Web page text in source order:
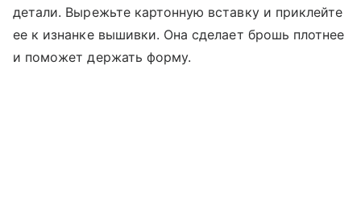
детали. Вырежьте картонную вставку и приклейте
ее к изнанке вышивки. Она сделает брошь плотнее
и поможет держать форму.